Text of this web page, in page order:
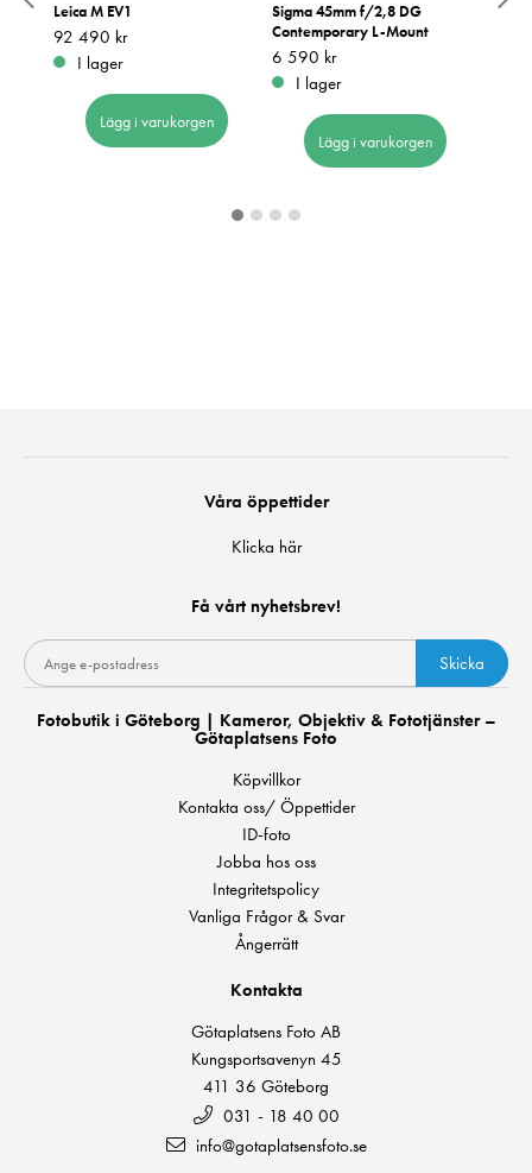
Leica M EV1
Pris :92 490 kr
92 490 kr
I lager
Lägg i varukorgen
Sigma 45mm f/2,8 DG
Contemporary L-Mount
Pris:6 590 kr
6 590 kr
I lager
Lägg i varukorgen
NiSi
Våra öppettider
Klicka här
Få vårt nyhetsbrev!
Skicka
Fotobutik i Göteborg | Kameror, Objektiv & Fototjänster –
Götaplatsens Foto
Köpvillkor
Kontakta oss/ Öppettider
ID-foto
Jobba hos oss
Integritetspolicy
Vanliga Frågor & Svar
Ångerrätt
Kontakta
Götaplatsens Foto AB
Kungsportsavenyn 45
411 36 Göteborg
031 - 18 40 00
info@gotaplatsensfoto.se